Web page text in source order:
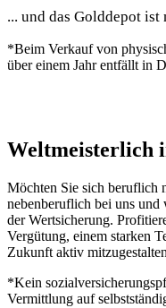
... und das Golddepot ist
*Beim Verkauf von
über einem Jahr entfällt in
Weltmeisterlich
Möchten Sie sich beruflich
nebenberuflich bei uns
der Wertsicherung.
Vergütung, einem starken
Zukunft aktiv
*Kein
Vermittlung auf